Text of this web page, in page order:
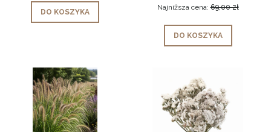
DO KOSZYKA
Najniższa cena:69,00 zł
DO KOSZYKA